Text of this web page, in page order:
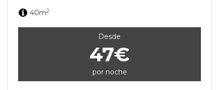
40m2
Desde
47€
por noche